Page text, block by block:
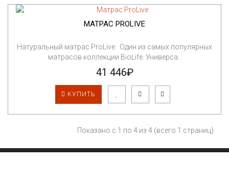
МАТРАС PROLIVE
Натуральный матрас ProLive. Один из самых популярных
матрасов коллекции BioLife. Универса..
41 446₽
КУПИТЬ
Показано с 1 по 4 из 4 (всего 1 страниц)